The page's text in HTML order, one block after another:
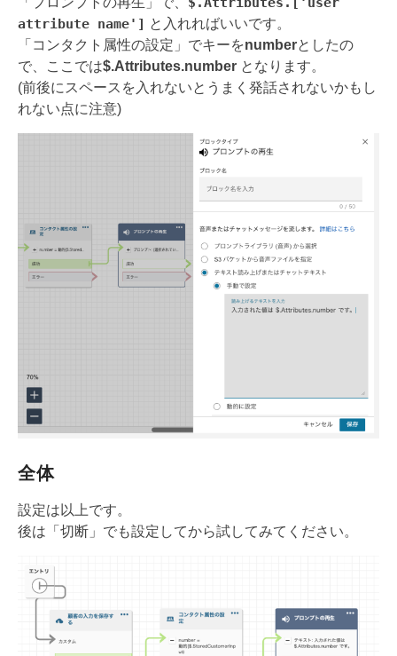
attribute name'] と入れればいいです。
「コンタクト属性の設定」でキーをnumberとしたの
で、ここでは$.Attributes.number となります。
(前後にスペースを入れないとうまく発話されないかもし
れない点に注意)
全体
設定は以上です。
後は「切断」でも設定してから試してみてください。